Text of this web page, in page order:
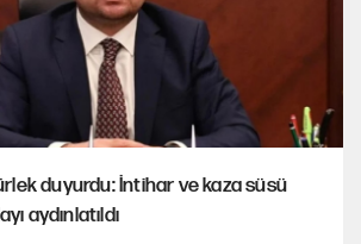
duyurdu: İntihar ve kaza süsü
aydınlatıldı